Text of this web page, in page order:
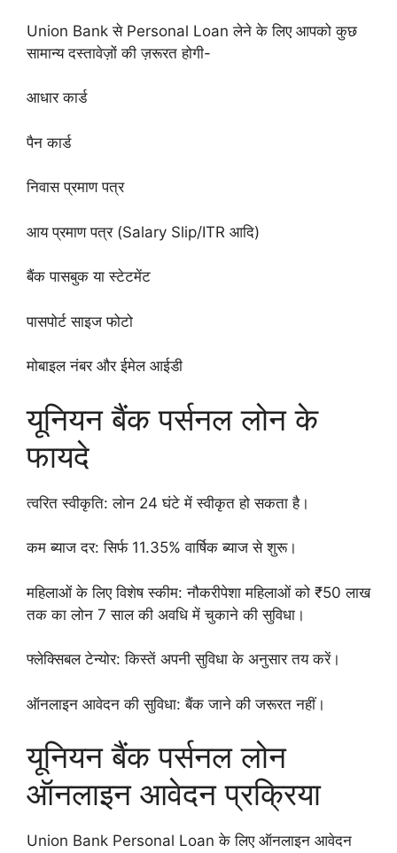
Union Bank से Personal Loan लेने के लिए आपको कुछ
सामान्य दस्तावेज़ों की ज़रूरत होगी-
आधार कार्ड
पैन कार्ड
निवास प्रमाण पत्र
आय प्रमाण पत्र (Salary Slip/ITR आदि)
बैंक पासबुक या स्टेटमेंट
पासपोर्ट साइज फोटो
मोबाइल नंबर और ईमेल आईडी
यूनियन बैंक पर्सनल लोन के
फायदे
त्वरित स्वीकृति: लोन 24 घंटे में स्वीकृत हो सकता है।
कम ब्याज दर: सिर्फ 11.35% वार्षिक ब्याज से शुरू।
महिलाओं के लिए विशेष स्कीम: नौकरीपेशा महिलाओं को ₹50 लाख
तक का लोन 7 साल की अवधि में चुकाने की सुविधा।
फ्लेक्सिबल टेन्योर: किस्तें अपनी सुविधा के अनुसार तय करें।
ऑनलाइन आवेदन की सुविधा: बैंक जाने की जरूरत नहीं।
यूनियन बैंक पर्सनल लोन
ऑनलाइन आवेदन प्रक्रिया
Union Bank Personal Loan के लिए ऑनलाइन आवेदन